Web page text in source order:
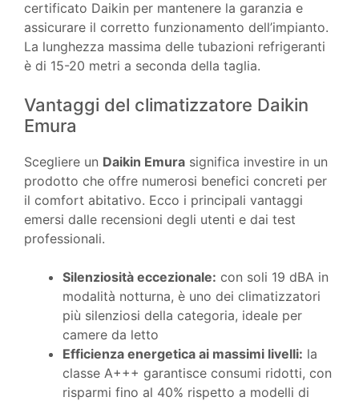
certificato Daikin per mantenere la garanzia e
assicurare il corretto funzionamento dell’impianto.
La lunghezza massima delle tubazioni refrigeranti
è di 15-20 metri a seconda della taglia.
Vantaggi del climatizzatore Daikin
Emura
Scegliere un Daikin Emura significa investire in un
prodotto che offre numerosi benefici concreti per
il comfort abitativo. Ecco i principali vantaggi
emersi dalle recensioni degli utenti e dai test
professionali.
Silenziosità eccezionale: con soli 19 dBA in
modalità notturna, è uno dei climatizzatori
più silenziosi della categoria, ideale per
camere da letto
Efficienza energetica ai massimi livelli: la
classe A+++ garantisce consumi ridotti, con
risparmi fino al 40% rispetto a modelli di